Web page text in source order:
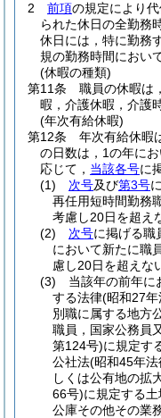
2
前項の規定により
られた休日の全勤務
休日には，特に勤務
規の勤務時間におい
(休暇の種類)
第11条
職員の休暇は
暇，介護休暇，介護
(年次有給休暇)
第12条
年次有給休暇
の日数は，1の年にお
応じて， 当該各号に
(1)
次号及び第3号
再任用短時間勤務
考慮し20日を超え
(2)
次号に掲げる職
において新たに職
慮し20日を超えな
(3)
当該年の前年に
する法律(昭和27
別職に属する地方
職員，国家公務員
第124号)に規定す
公社法(昭和45年
しくは公有地の拡
66号)に規定する
公庫その他その業